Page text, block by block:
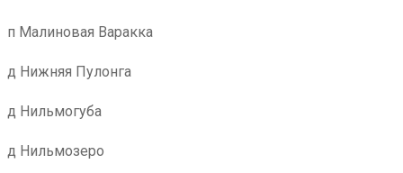
п Малиновая Варакка
д Нижняя Пулонга
д Нильмогуба
д Нильмозеро